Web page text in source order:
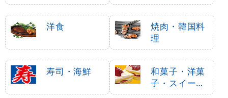
洋食
焼肉・韓国料
理
寿司・海鮮
和菓子・洋菓
子・スイーツ
・アイス